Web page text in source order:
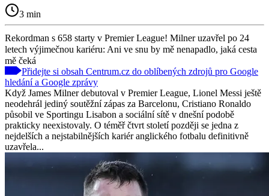
3 min
Rekordman s 658 starty v Premier League! Milner uzavřel po 24
letech výjimečnou kariéru: Ani ve snu by mě nenapadlo, jaká cesta
mě čeká
Přidejte si obsah Centrum.cz do oblíbených zdrojů pro Google
hledání a Google zprávy
Když James Milner debutoval v Premier League, Lionel Messi ještě
neodehrál jediný soutěžní zápas za Barcelonu, Cristiano Ronaldo
působil ve Sportingu Lisabon a sociální sítě v dnešní podobě
prakticky neexistovaly. O téměř čtvrt století později se jedna z
nejdelších a nejstabilnějších kariér anglického fotbalu definitivně
uzavřela...